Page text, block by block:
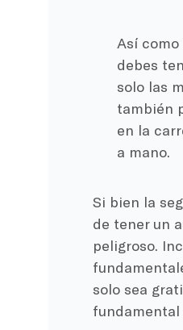
Así
debes
solo las
también
en la
a mano.
Si bien la
de tener un
peligroso.
solo sea
fundamental